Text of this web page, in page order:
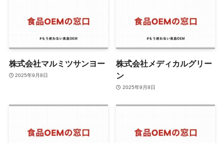
株式会社マルミツサンヨー
2025年9月8日
株式会社メディカルグリー
ン
2025年9月8日